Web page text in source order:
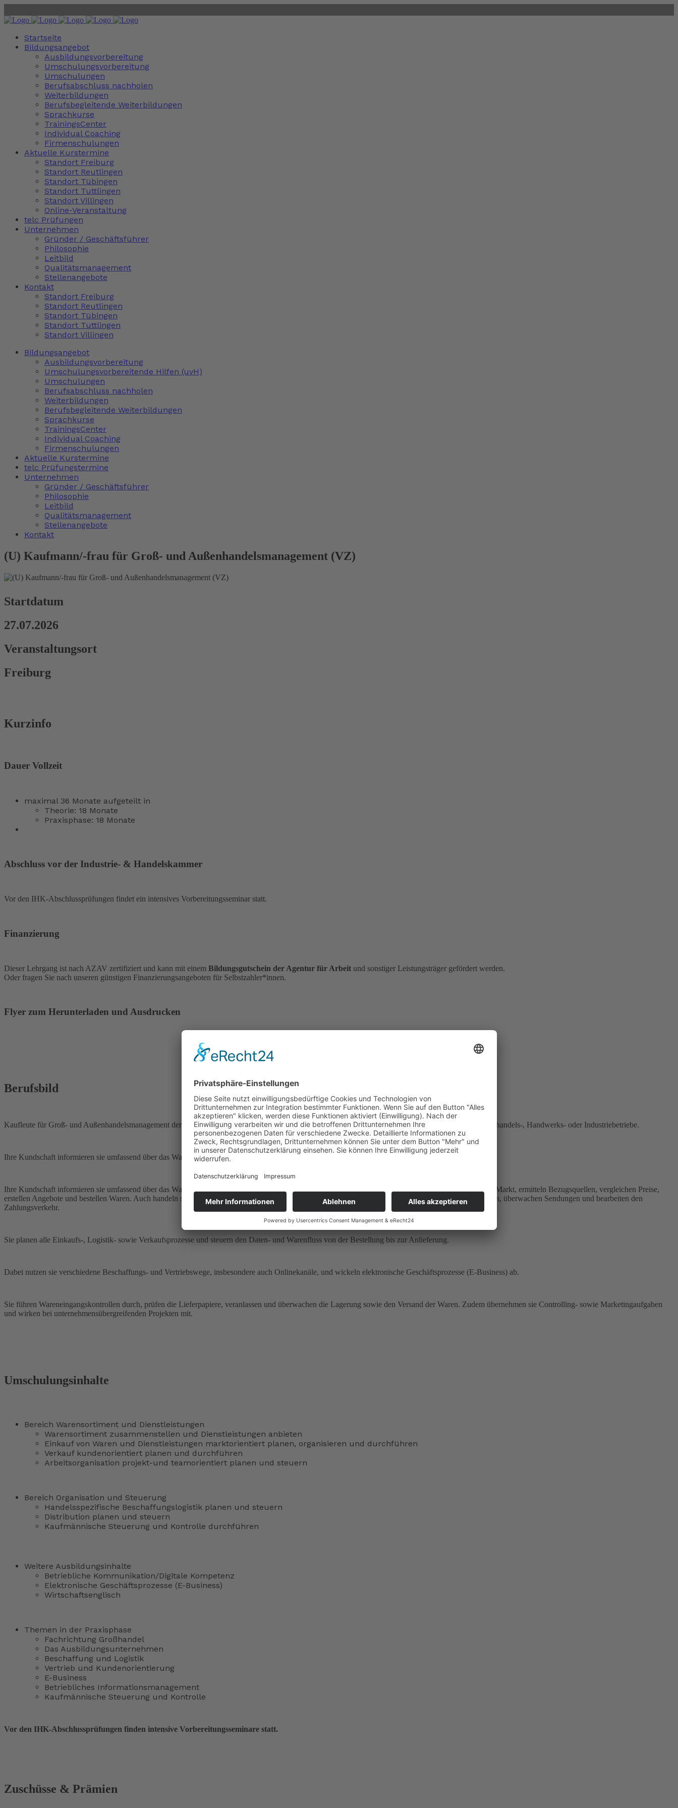
Startseite
Bildungsangebot
Ausbildungsvorbereitung
Umschulungsvorbereitung
Umschulungen
Berufsabschluss nachholen
Weiterbildungen
Berufsbegleitende Weiterbildungen
Sprachkurse
TrainingsCenter
Individual Coaching
Firmenschulungen
Aktuelle Kurstermine
Standort Freiburg
Standort Reutlingen
Standort Tübingen
Standort Tuttlingen
Standort Villingen
Online-Veranstaltung
telc Prüfungen
Unternehmen
Gründer / Geschäftsführer
Philosophie
Leitbild
Qualitätsmanagement
Stellenangebote
Kontakt
Standort Freiburg
Standort Reutlingen
Standort Tübingen
Standort Tuttlingen
Standort Villingen
Bildungsangebot
Ausbildungsvorbereitung
Umschulungsvorbereitende Hilfen (uvH)
Umschulungen
Berufsabschluss nachholen
Weiterbildungen
Berufsbegleitende Weiterbildungen
Sprachkurse
TrainingsCenter
Individual Coaching
Firmenschulungen
Aktuelle Kurstermine
telc Prüfungstermine
Unternehmen
Gründer / Geschäftsführer
Philosophie
Leitbild
Qualitätsmanagement
Stellenangebote
Kontakt
(U) Kaufmann/-frau für Groß- und Außenhandelsmanagement (VZ)
Startdatum
27.07.2026
Veranstaltungsort
Freiburg
Kurzinfo
Dauer Vollzeit
maximal 36 Monate aufgeteilt in
Theorie: 18 Monate
Praxisphase: 18 Monate
Abschluss vor der Industrie- & Handelskammer
Vor den IHK-Abschlussprüfungen findet ein intensives Vorbereitungsseminar statt.
Finanzierung
Dieser Lehrgang ist nach AZAV zertifiziert und kann mit einem Bildungsgutschein der Agentur für Arbeit und sonstiger Leistungsträger gefördert werden.
Oder fragen Sie nach unseren günstigen Finanzierungsangeboten für Selbstzahler*innen.
Flyer zum Herunterladen und Ausdrucken
Berufsbild
Kaufleute für Groß- und Außenhandelsmanagement der Fachrichtung Großhandel kaufen Waren in großen Mengen ein und verkaufen sie weiter an Einzelhandels-, Handwerks- oder Industriebetriebe.
Ihre Kundschaft informieren sie umfassend über das Waren- bzw. Dienstleistungsangebot und beraten sie bei der Sortimentsgestaltung.
Ihre Kundschaft informieren sie umfassend über das Waren- bzw. Dienstleistungsangebot und beraten sie bei der Sortimentsgestaltung.Sie beobachten den Markt, ermitteln Bezugsquellen, vergleichen Preise,
erstellen Angebote und bestellen Waren. Auch handeln sie Liefertermine sowie Bedingungen aus, schließen Transportverträge ab, erledigen Zollformalitäten, überwachen Sendungen und bearbeiten den
Zahlungsverkehr.
Sie planen alle Einkaufs-, Logistik- sowie Verkaufsprozesse und steuern den Daten- und Warenfluss von der Bestellung bis zur Anlieferung.
Dabei nutzen sie verschiedene Beschaffungs- und Vertriebswege, insbesondere auch Onlinekanäle, und wickeln elektronische Geschäftsprozesse (E-Business) ab.
Sie führen Wareneingangskontrollen durch, prüfen die Lieferpapiere, veranlassen und überwachen die Lagerung sowie den Versand der Waren. Zudem übernehmen sie Controlling- sowie Marketingaufgaben
und wirken bei unternehmensübergreifenden Projekten mit.
Umschulungsinhalte
Bereich Warensortiment und Dienstleistungen
Warensortiment zusammenstellen und Dienstleistungen anbieten
Einkauf von Waren und Dienstleistungen marktorientiert planen, organisieren und durchführen
Verkauf kundenorientiert planen und durchführen
Arbeitsorganisation projekt-und teamorientiert planen und steuern
Bereich Organisation und Steuerung
Handelsspezifische Beschaffungslogistik planen und steuern
Distribution planen und steuern
Kaufmännische Steuerung und Kontrolle durchführen
Weitere Ausbildungsinhalte
Betriebliche Kommunikation/Digitale Kompetenz
Elektronische Geschäftsprozesse (E-Business)
Wirtschaftsenglisch
Themen in der Praxisphase
Fachrichtung Großhandel
Das Ausbildungsunternehmen
Beschaffung und Logistik
Vertrieb und Kundenorientierung
E-Business
Betriebliches Informationsmanagement
Kaufmännische Steuerung und Kontrolle
Vor den IHK-Abschlussprüfungen finden intensive Vorbereitungsseminare statt.
Zuschüsse & Prämien